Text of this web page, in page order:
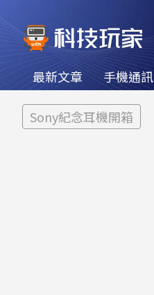
最新文章 手機通訊
Sony紀念耳機開箱